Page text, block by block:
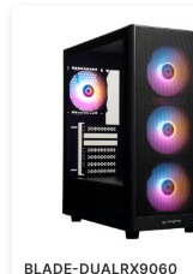
BLADE-DUALRX9060